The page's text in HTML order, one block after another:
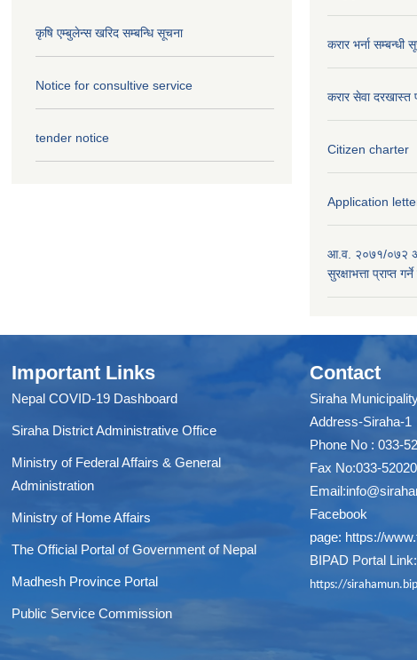
कृषि एम्बुलेन्स खरिद सम्बन्धि सूचना
Notice for consultive service
tender notice
करार भर्ना सम्बन्धी
करार सेवा दरखास्त
Citizen charter
Application
आ.व. २०७१/०७२
सुरक्षाभत्ता प्राप्त
Important Links
Nepal COVID-19 Dashboard
Siraha District Administrative Office
Ministry of Federal Affairs & General
Administration
Ministry of Home Affairs
The Official Portal of Government of Nepal
Madhesh Province Portal
Public Service Commission
Contact
Siraha
Address-Siraha-1
Phone No : 033-
Fax No:033-
Email:
Facebook
page: https://
BIPAD Portal Link:
https://